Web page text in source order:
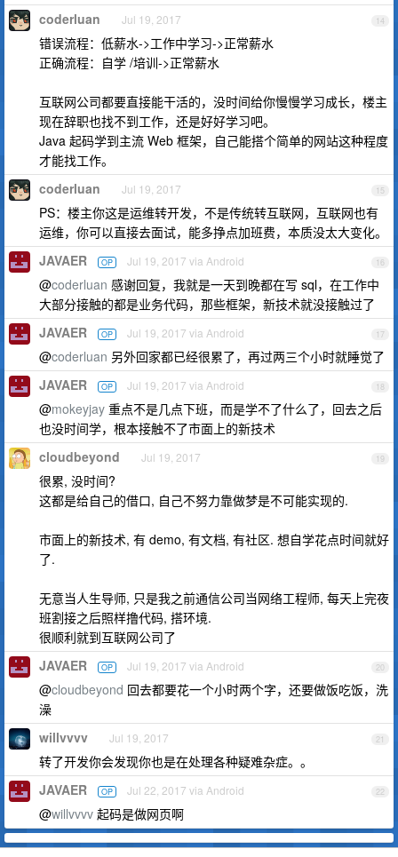
14
coderluan Jul 19, 2017
错误流程：低薪水->工作中学习->正常薪水
正确流程：自学 /培训->正常薪水
互联网公司都要直接能干活的，没时间给你慢慢学习成长，楼主
现在辞职也找不到工作，还是好好学习吧。
Java 起码学到主流 Web 框架，自己能搭个简单的网站这种程度
才能找工作。
15
coderluan Jul 19, 2017
PS：楼主你这是运维转开发，不是传统转互联网，互联网也有
运维，你可以直接去面试，能多挣点加班费，本质没太大变化。
16
JAVAER OP Jul 19, 2017 via Android
@coderluan 感谢回复，我就是一天到晚都在写 sql，在工作中
大部分接触的都是业务代码，那些框架，新技术就没接触过了
17
JAVAER OP Jul 19, 2017 via Android
@coderluan 另外回家都已经很累了，再过两三个小时就睡觉了
18
JAVAER OP Jul 19, 2017 via Android
@mokeyjay 重点不是几点下班，而是学不了什么了，回去之后
也没时间学，根本接触不了市面上的新技术
19
cloudbeyond Jul 19, 2017
很累, 没时间?
这都是给自己的借口, 自己不努力靠做梦是不可能实现的.
市面上的新技术, 有 demo, 有文档, 有社区. 想自学花点时间就好
了.
无意当人生导师, 只是我之前通信公司当网络工程师, 每天上完夜
班割接之后照样撸代码, 搭环境.
很顺利就到互联网公司了
20
JAVAER OP Jul 19, 2017 via Android
@cloudbeyond 回去都要花一个小时两个字，还要做饭吃饭，洗
澡
21
willvvvv Jul 19, 2017
转了开发你会发现你也是在处理各种疑难杂症。。
22
JAVAER OP Jul 22, 2017 via Android
@willvvvv 起码是做网页啊